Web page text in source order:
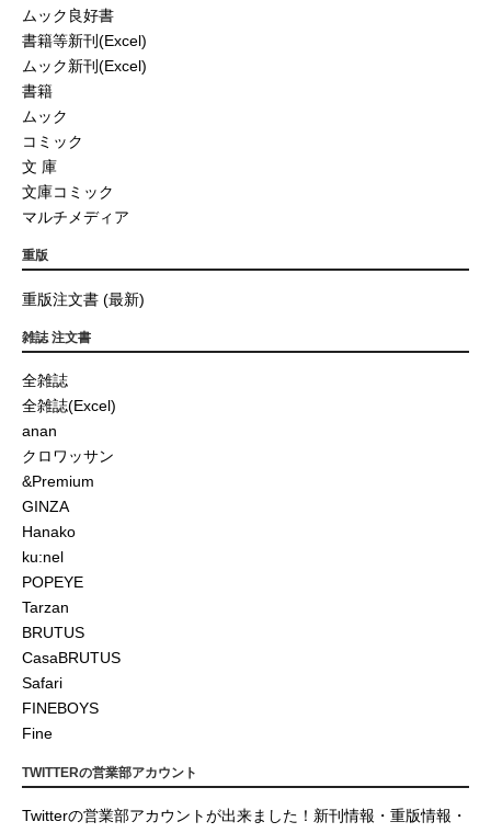
ムック良好書
書籍等新刊(Excel)
ムック新刊(Excel)
書籍
ムック
コミック
文 庫
文庫コミック
マルチメディア
重版
重版注文書 (最新)
雑誌 注文書
全雑誌
全雑誌(Excel)
anan
クロワッサン
&Premium
GINZA
Hanako
ku:nel
POPEYE
Tarzan
BRUTUS
CasaBRUTUS
Safari
FINEBOYS
Fine
TWITTERの営業部アカウント
Twitterの営業部アカウントが出来ました！新刊情報・重版情報・